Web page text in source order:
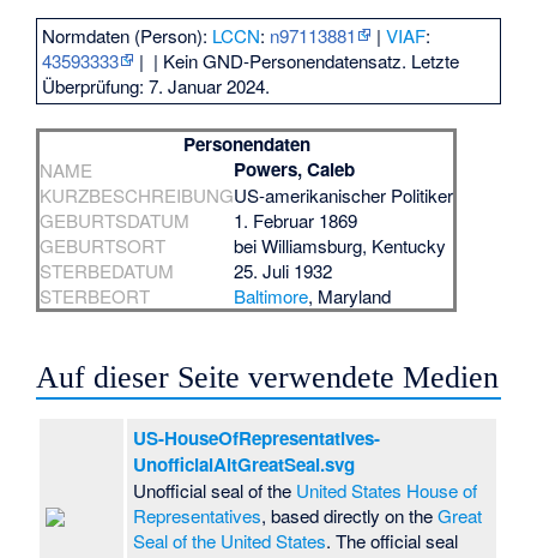
Normdaten (Person): LCCN: n97113881 |VIAF:
43593333
| | Kein GND-Personendatensatz. Letzte
Überprüfung: 7. Januar 2024.
Personendaten
NAME Powers, Caleb
KURZBESCHREIBUNGUS-amerikanischer Politiker
GEBURTSDATUM
1. Februar 1869
GEBURTSORT
beiWilliamsburg, Kentucky
STERBEDATUM
25. Juli 1932
STERBEORT
Baltimore, Maryland
Auf dieser Seite verwendete Medien
US-HouseOfRepresentatives-
UnofficialAltGreatSeal.svg
Unofficial seal of the United States House of
Representatives, based directly on theGreat
Seal of the United States. The official seal